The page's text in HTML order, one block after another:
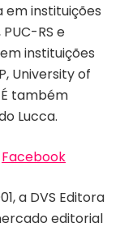
em instituições
PUC-RS e
instituições
University of
também
Lucca.
Facebook
a DVS Editora
editorial